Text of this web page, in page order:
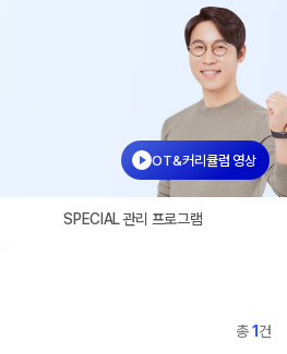
OT&커리큘럼 영상
SPECIAL 관리 프로그램
총1 건